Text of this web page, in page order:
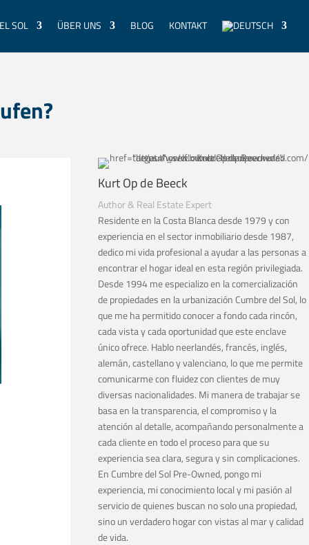
SOL ÜBER UNS BLOG KONTAKT
Kurt Op de Beeck
Author & Real Estate Expert
Residente en la Costa Blanca desde 1979 y con
experiencia en el sector inmobiliario desde 1987,
dedico mi vida profesional a ayudar a las personas a
encontrar el hogar ideal en esta región privilegiada.
Desde 1994 me especializo en la comercialización
de propiedades en la urbanización Cumbre del Sol, lo
que me ha permitido conocer a fondo cada rincón,
cada vista y cada oportunidad que este enclave
único ofrece. Hablo neerlandés, francés, inglés,
alemán, castellano y valenciano, lo que me permite
comunicarme con fluidez con clientes de muy
diversas nacionalidades. Mi manera de trabajar se
basa en la transparencia, el compromiso y la
atención al detalle, acompañando personalmente a
cada cliente en todo el proceso para que su
experiencia sea clara, segura y sin complicaciones.
En Cumbre del Sol Pre-Owned, pongo mi
experiencia, mi conocimiento local y mi pasión al
servicio de quienes buscan no solo una propiedad,
sino un verdadero hogar con vistas al mar y calidad
de vida.